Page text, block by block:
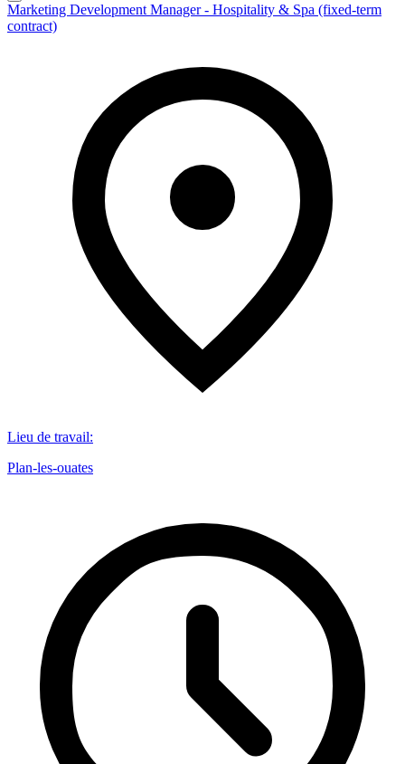
Marketing Development Manager - Hospitality & Spa (fixed-term
contract)
Lieu de travail:
Plan-les-ouates